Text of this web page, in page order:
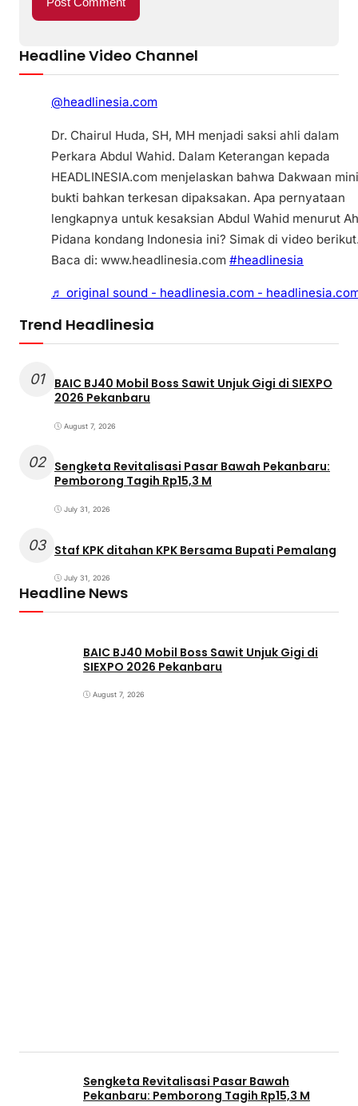
Headline Video Channel
@headlinesia.com
Dr. Chairul Huda, SH, MH menjadi saksi ahli dalam
Perkara Abdul Wahid. Dalam Keterangan kepada
HEADLINESIA.com menjelaskan bahwa Dakwaan
bukti bahkan terkesan dipaksakan. Apa pernyataan
lengkapnya untuk kesaksian Abdul Wahid menurut
Pidana kondang Indonesia ini? Simak di video
Baca di: www.headlinesia.com #headlinesia
♬ original sound - headlinesia.com -
Trend Headlinesia
01
BAIC BJ40 Mobil Boss Sawit Unjuk Gigi di SIEXPO
2026 Pekanbaru
August 7, 2026
02 Sengketa Revitalisasi Pasar Bawah Pekanbaru:
Pemborong Tagih Rp15,3 M
July 31, 2026
03 Staf KPK ditahan KPK Bersama Bupati Pemalang
July 31, 2026
Headline News
BAIC BJ40 Mobil Boss Sawit Unjuk Gigi di
SIEXPO 2026 Pekanbaru
August 7, 2026
Sengketa Revitalisasi Pasar Bawah
Pekanbaru: Pemborong Tagih Rp15,3 M